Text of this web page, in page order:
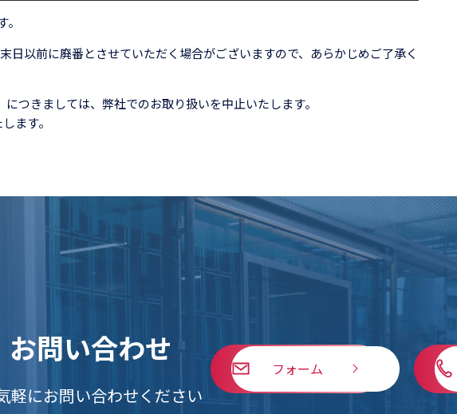
日以前に廃番とさせていただく場合がございますので、あらかじめご了承く
つきましては、弊社でのお取り扱いを中止いたします。
ます。
お問い合わせ
軽にお問い合わせください
フォーム